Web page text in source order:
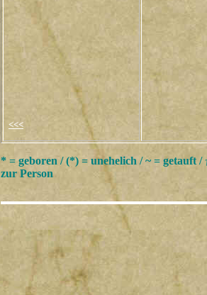
<<<
* = geboren / (*) = unehelich / ~ = getauft /
zur Person